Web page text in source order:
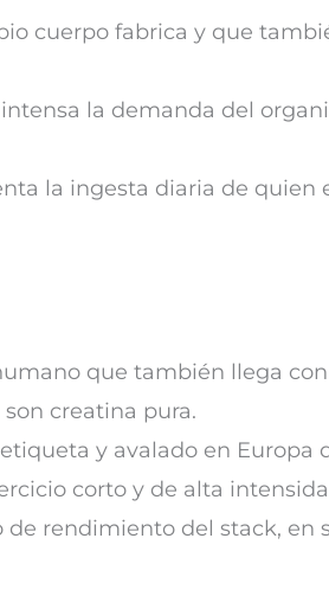
cuerpo fabrica y que
la demanda del
la ingesta diaria de quien
que también llega con
creatina pura.
y avalado en Europa
corto y de alta
de rendimiento del stack, en